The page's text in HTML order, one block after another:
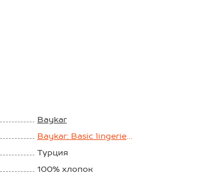
Baykar
Baykar: Basic lingerie
Boys
Турция
100% хлопок